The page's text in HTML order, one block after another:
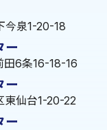
今泉1-20-18
ー
田6条16-18-16
ー
東仙台1-20-22
ー